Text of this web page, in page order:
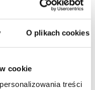
O plikach cookies
cookie
treści